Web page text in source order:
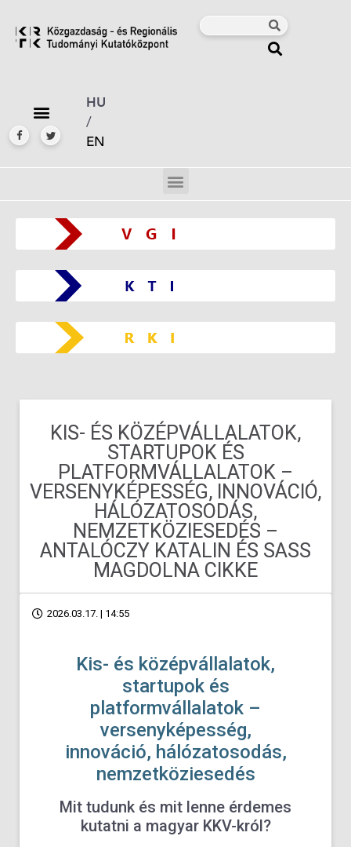
HU
/
EN
KIS- ÉS KÖZÉPVÁLLALATOK,
STARTUPOK ÉS
PLATFORMVÁLLALATOK –
VERSENYKÉPESSÉG, INNOVÁCIÓ,
HÁLÓZATOSODÁS,
NEMZETKÖZIESEDÉS –
ANTALÓCZY KATALIN ÉS SASS
MAGDOLNA CIKKE
2026.03.17. | 14:55
Kis- és középvállalatok,
startupok és
platformvállalatok –
versenyképesség,
innováció, hálózatosodás,
nemzetköziesedés
Mit tudunk és mit lenne érdemes
kutatni a magyar KKV-król?